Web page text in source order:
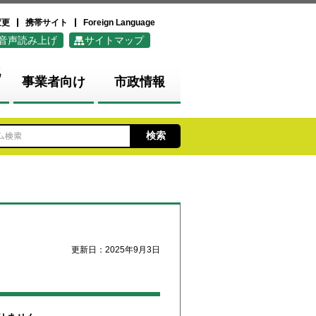
携帯サイト Foreign Language
声読み上げ サイトマップ
事業者向け 市政情報
更新日：2025年9月3日